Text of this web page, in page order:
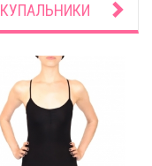
КУПАЛЬНИКИ